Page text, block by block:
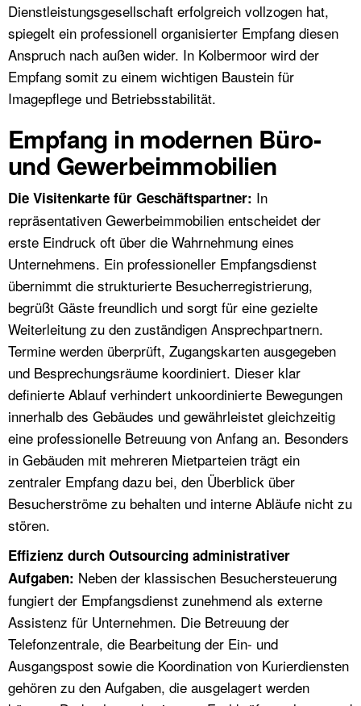
Dienstleistungsgesellschaft erfolgreich vollzogen hat,
spiegelt ein professionell organisierter Empfang diesen
Anspruch nach außen wider. In Kolbermoor wird der
Empfang somit zu einem wichtigen Baustein für
Imagepflege und Betriebsstabilität.
Empfang in modernen Büro-
und Gewerbeimmobilien
Die Visitenkarte für Geschäftspartner: In
repräsentativen Gewerbeimmobilien entscheidet der
erste Eindruck oft über die Wahrnehmung eines
Unternehmens. Ein professioneller Empfangsdienst
übernimmt die strukturierte Besucherregistrierung,
begrüßt Gäste freundlich und sorgt für eine gezielte
Weiterleitung zu den zuständigen Ansprechpartnern.
Termine werden überprüft, Zugangskarten ausgegeben
und Besprechungsräume koordiniert. Dieser klar
definierte Ablauf verhindert unkoordinierte Bewegungen
innerhalb des Gebäudes und gewährleistet gleichzeitig
eine professionelle Betreuung von Anfang an. Besonders
in Gebäuden mit mehreren Mietparteien trägt ein
zentraler Empfang dazu bei, den Überblick über
Besucherströme zu behalten und interne Abläufe nicht zu
stören.
Effizienz durch Outsourcing administrativer
Aufgaben: Neben der klassischen Besuchersteuerung
fungiert der Empfangsdienst zunehmend als externe
Assistenz für Unternehmen. Die Betreuung der
Telefonzentrale, die Bearbeitung der Ein- und
Ausgangspost sowie die Koordination von Kurierdiensten
gehören zu den Aufgaben, die ausgelagert werden